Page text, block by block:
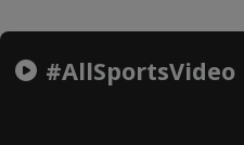
#AllSportsVideo